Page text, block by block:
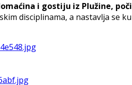
i gostiju iz Plužine,
disciplinama, a nastavlja se